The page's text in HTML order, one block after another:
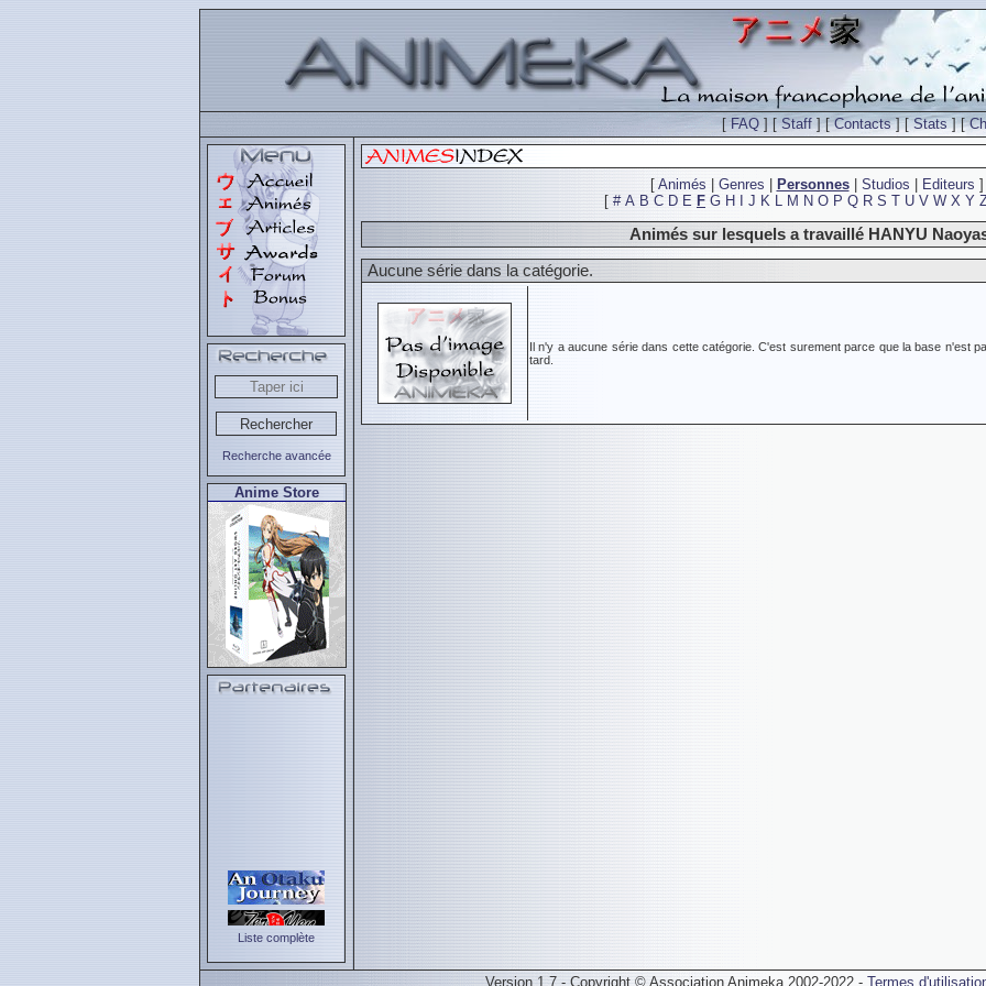
[FAQ ] [Staff ] [Contacts] [Stats] [
Recherche avancée
Anime Store
Liste complète
[ Animés Genres Personnes| Studios Editeurs ]
[ # A B C D E F G H J K L M N O P Q R S T U V W X Y
Animés sur lesquels a travaillé HANYU
Aucune série dans la catégorie.
Il n'y a aucune série dans cette catégorie. C'est surement parce que la base n'est
tard.
Version 1.7 - Copyright © Association Animeka 2002-2022 - Termes